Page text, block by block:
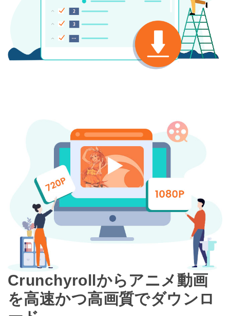
Crunchyrollからアニメ動画
を高速かつ高画質でダウンロ